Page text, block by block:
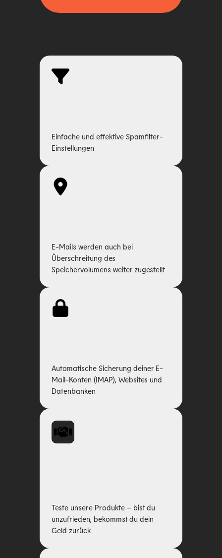
Einfache und effektive Spamfilter-
Einstellungen
E-Mails werden auch bei
Überschreitung des
Speichervolumens weiter zugestellt
Automatische Sicherung deiner E-
Mail-Konten (IMAP), Websites und
Datenbanken
Teste unsere Produkte – bist du
unzufrieden, bekommst du dein
Geld zurück